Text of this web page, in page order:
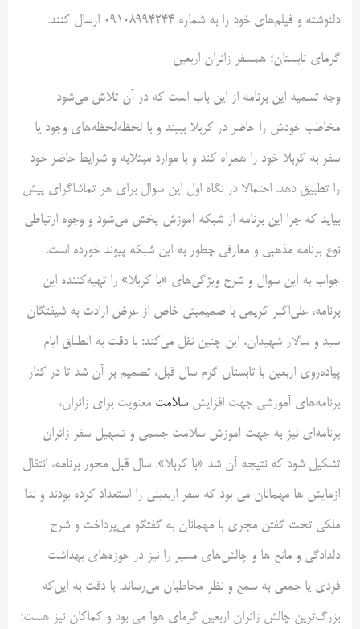
دلنوشته و فیلم‌های خود را به شماره ۰۹۱۰۸۹۹۴۲۴۴ ارسال کنند.
گرمای تابستان؛ همسفر زائران اربعین
وجه تسمیه این برنامه از این باب است که در آن تلاش می‌شود
مخاطب خودش را حاضر در کربلا ببیند و با لحظه‌لحظه‌های وجود یا
سفر به کربلا خود را همراه کند و با موارد مبتلابه و شرایط حاضر خود
را تطبیق دهد. احتمالا در نگاه اول این سوال برای هر تماشاگر‌ای پیش
بیاید که چرا این برنامه از شبکه آموزش پخش می‌شود و وجوه ارتباطی
نوع برنامه مذهبی و معارفی چطور به این شبکه پیوند خورده است.
جواب به این سوال و شرح ویژگی‌های «با کربلا» را تهیه‌کننده این
برنامه، علی‌اکبر کریمی با صمیمیتی خاص از عرض ارادت به شیفتگان
سید و سالار شهیدان، این چنین نقل می‌کند: با دقت به انطباق ایام
پیاده‌روی اربعین با تابستان گرم سال قبل، تصمیم بر آن شد تا در کنار
برنامه‌های آموزشی جهت افزایش سلامت معنویت برای زائران،
برنامه‌ای نیز به جهت آموزش سلامت جسمی و تسهیل سفر زائران
تشکیل شود که نتیجه آن شد «با کربلا». سال قبل محور برنامه، انتقال
ازمایش ها مهمانان می بود که سفر اربعینی را استعداد کرده بودند و ندا
ملکی تحت گفتن مجری با مهمانان به گفتگو می‌پرداخت و شرح
دلدادگی و مانع ها و چالش‌های مسیر را نیز در حوزه‌های بهداشت
فردی یا جمعی به سمع و نظر مخاطبان می‌رساند. با دقت به این‌که
بزرگ‌ترین چالش زائران اربعین گرمای هوا می بود و کماکان نیز هست؛